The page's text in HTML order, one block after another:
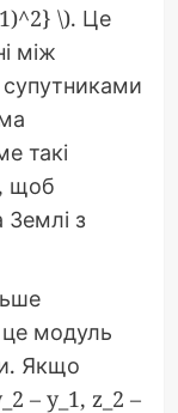
\). Це
між
такі
щоб
з
це модуль
Якщо
– y_1, z_2 –